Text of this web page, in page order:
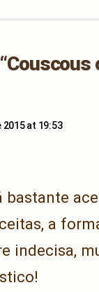
at 19:53
bastante
a
indecisa,